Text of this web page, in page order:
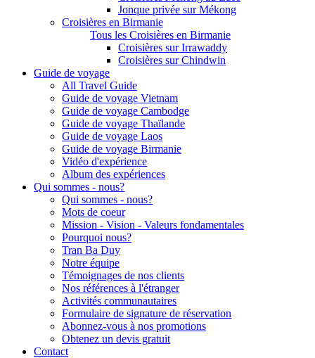
Jonque privée sur Mékong
Croisières en Birmanie
Tous les Croisières en Birmanie
Croisières sur Irrawaddy
Croisières sur Chindwin
Guide de voyage
All Travel Guide
Guide de voyage Vietnam
Guide de voyage Cambodge
Guide de voyage Thaïlande
Guide de voyage Laos
Guide de voyage Birmanie
Vidéo d'expérience
Album des expériences
Qui sommes - nous?
Qui sommes - nous?
Mots de coeur
Mission - Vision - Valeurs fondamentales
Pourquoi nous?
Tran Ba Duy
Notre équipe
Témoignages de nos clients
Nos références à l'étranger
Activités communautaires
Formulaire de signature de réservation
Abonnez-vous à nos promotions
Obtenez un devis gratuit
Contact